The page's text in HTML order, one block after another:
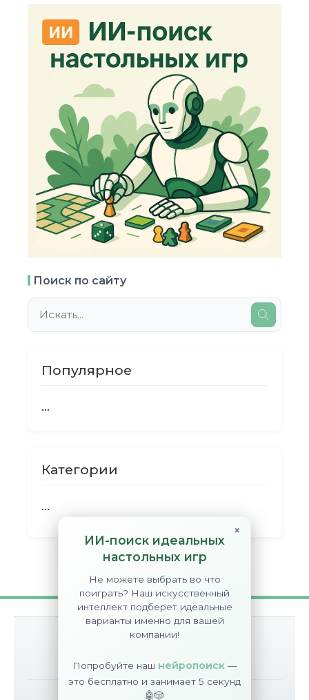
×
ИИ-поиск идеальных
настольных игр
Не можете выбрать во что
поиграть? Наш искусственный
интеллект подберет идеальные
варианты именно для вашей
компании!
Попробуйте наш нейропоиск—
это бесплатно и занимает 5 секунд
🤖🎲
Поиск по сайту
Популярное
...
Категории
...